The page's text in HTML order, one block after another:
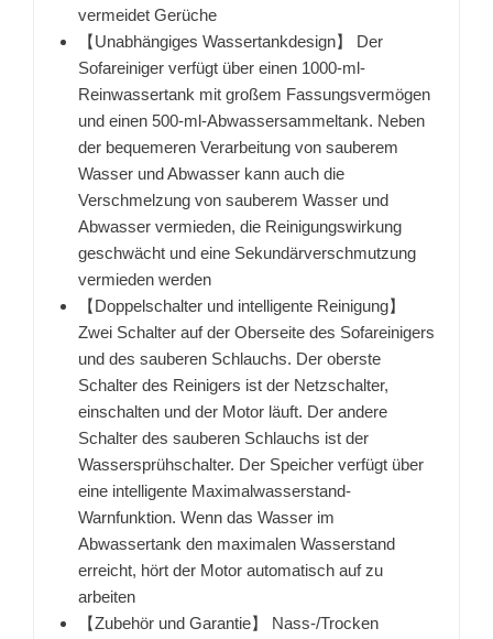
vermeidet Gerüche
【Unabhängiges Wassertankdesign】 Der
Sofareiniger verfügt über einen 1000-ml-
Reinwassertank mit großem Fassungsvermögen
und einen 500-ml-Abwassersammeltank. Neben
der bequemeren Verarbeitung von sauberem
Wasser und Abwasser kann auch die
Verschmelzung von sauberem Wasser und
Abwasser vermieden, die Reinigungswirkung
geschwächt und eine Sekundärverschmutzung
vermieden werden
【Doppelschalter und intelligente Reinigung】
Zwei Schalter auf der Oberseite des Sofareinigers
und des sauberen Schlauchs. Der oberste
Schalter des Reinigers ist der Netzschalter,
einschalten und der Motor läuft. Der andere
Schalter des sauberen Schlauchs ist der
Wassersprühschalter. Der Speicher verfügt über
eine intelligente Maximalwasserstand-
Warnfunktion. Wenn das Wasser im
Abwassertank den maximalen Wasserstand
erreicht, hört der Motor automatisch auf zu
arbeiten
【Zubehör und Garantie】 Nass-/Trocken